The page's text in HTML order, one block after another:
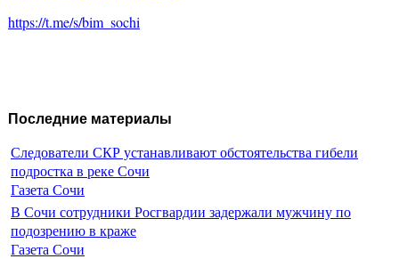
https://t.me/s/bim_sochi
Последние материалы
Следователи СКР устанавливают обстоятельства гибели
подростка в реке Сочи
Газета Сочи
В Сочи сотрудники Росгвардии задержали мужчину по
подозрению в краже
Газета Сочи